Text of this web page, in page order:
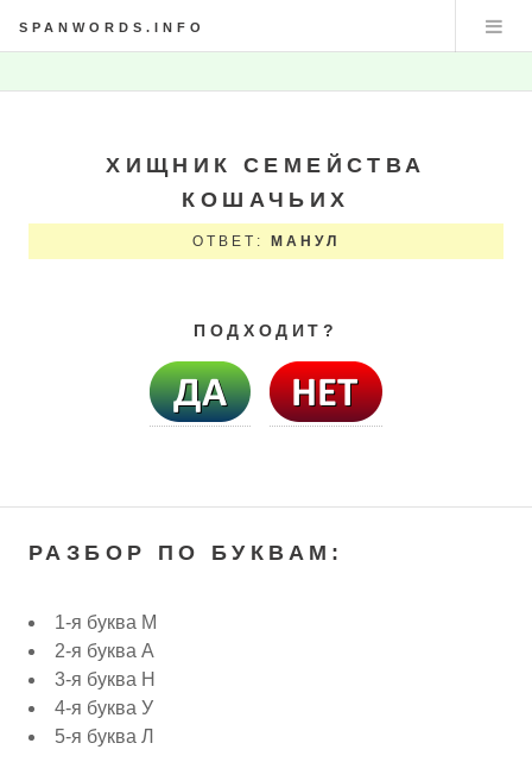
SPANWORDS.INFO
ХИЩНИК СЕМЕЙСТВА
КОШАЧЬИХ
ОТВЕТ: МАНУЛ
ПОДХОДИТ?
РАЗБОР ПО БУКВАМ:
1-я буква М
2-я буква А
3-я буква Н
4-я буква У
5-я буква Л